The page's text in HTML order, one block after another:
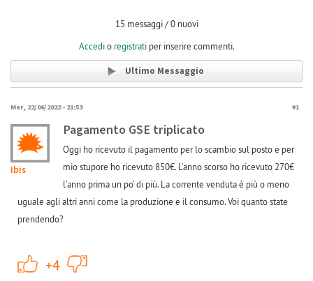
15 messaggi / 0 nuovi
Accedio registratiper inserire commenti.
Ultimo Messaggio
Mer, 22/06/2022 - 21:53 #1
Ibis
Pagamento GSE triplicato
Oggi ho ricevuto il pagamento per lo scambio sul posto e per
mio stupore ho ricevuto 850€. L’anno scorso ho ricevuto 270€
l’anno prima un po’ di più. La corrente venduta è più o meno
uguale agli altri anni come la produzione e il consumo. Voi quanto state
prendendo?
+4